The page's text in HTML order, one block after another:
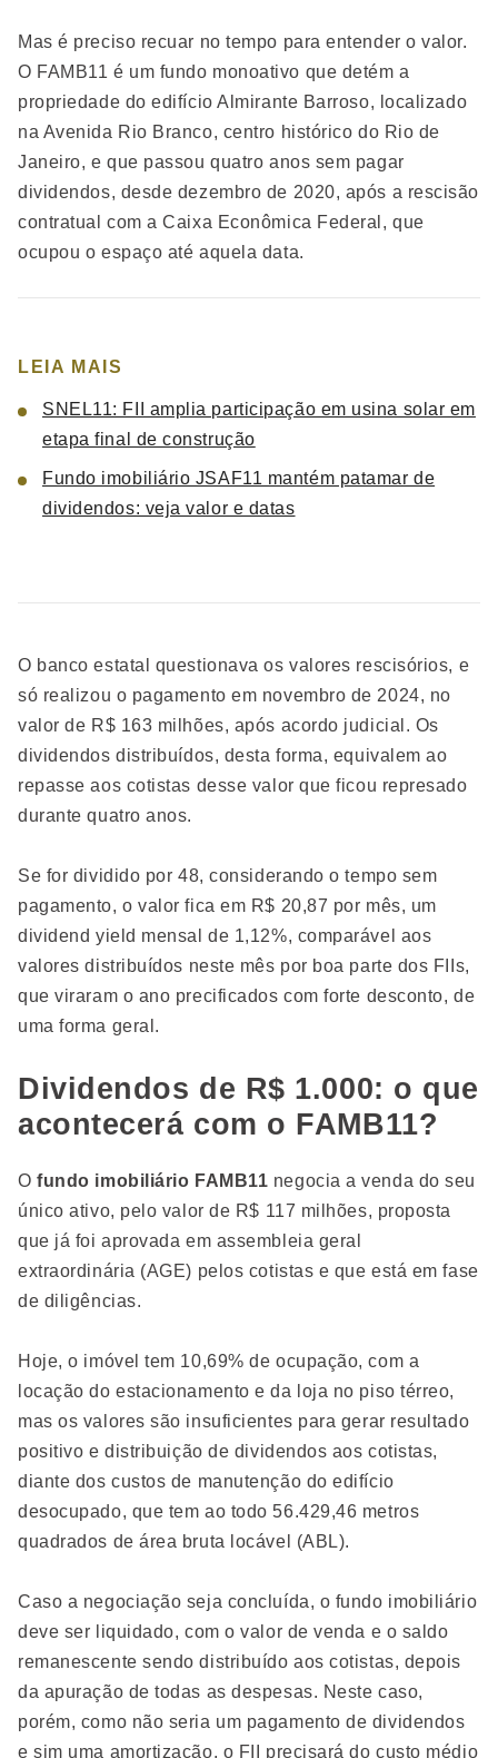
Mas é preciso recuar no tempo para entender o valor.
O FAMB11 é um fundo monoativo que detém a
propriedade do edifício Almirante Barroso, localizado
na Avenida Rio Branco, centro histórico do Rio de
Janeiro, e que passou quatro anos sem pagar
dividendos, desde dezembro de 2020, após a rescisão
contratual com a Caixa Econômica Federal, que
ocupou o espaço até aquela data.
LEIA MAIS
SNEL11: FII amplia participação em usina solar em
etapa final de construção
Fundo imobiliário JSAF11 mantém patamar de
dividendos: veja valor e datas
O banco estatal questionava os valores rescisórios, e
só realizou o pagamento em novembro de 2024, no
valor de R$ 163 milhões, após acordo judicial. Os
dividendos distribuídos, desta forma, equivalem ao
repasse aos cotistas desse valor que ficou represado
durante quatro anos.
Se for dividido por 48, considerando o tempo sem
pagamento, o valor fica em R$ 20,87 por mês, um
dividend yield mensal de 1,12%, comparável aos
valores distribuídos neste mês por boa parte dos FIIs,
que viraram o ano precificados com forte desconto, de
uma forma geral.
Dividendos de R$ 1.000: o que
acontecerá com o FAMB11?
Ofundo imobiliário FAMB11 negocia a venda do seu
único ativo, pelo valor de R$ 117 milhões, proposta
que já foi aprovada em assembleia geral
extraordinária (AGE) pelos cotistas e que está em fase
de diligências.
Hoje, o imóvel tem 10,69% de ocupação, com a
locação do estacionamento e da loja no piso térreo,
mas os valores são insuficientes para gerar resultado
positivo e distribuição de dividendos aos cotistas,
diante dos custos de manutenção do edifício
desocupado, que tem ao todo 56.429,46 metros
quadrados de área bruta locável (ABL).
Caso a negociação seja concluída, o fundo imobiliário
deve ser liquidado, com o valor de venda e o saldo
remanescente sendo distribuído aos cotistas, depois
da apuração de todas as despesas. Neste caso,
porém, como não seria um pagamento de dividendos
e sim uma amortização, o FII precisará do custo médio